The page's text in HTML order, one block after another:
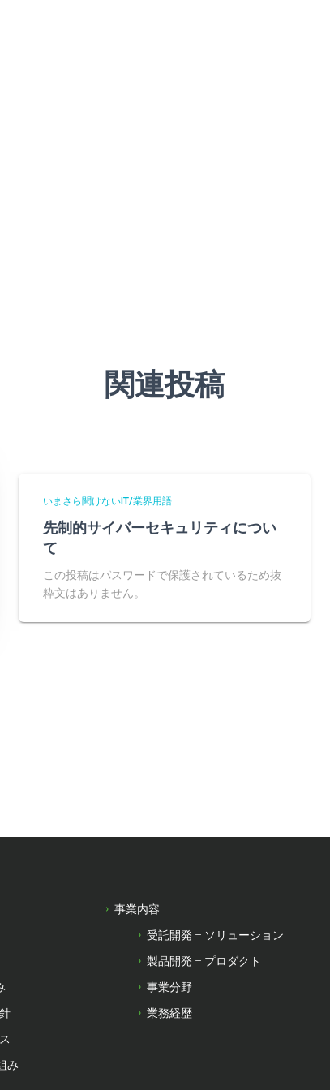
関連投稿
いまさら聞けないIT/業界用語
先制的サイバーセキュリティについ
て
この投稿はパスワードで保護されているため抜
粋文はありません。
み
事業内容
受託開発 – ソリューション
製品開発 – プロダクト
事業分野
業務経歴